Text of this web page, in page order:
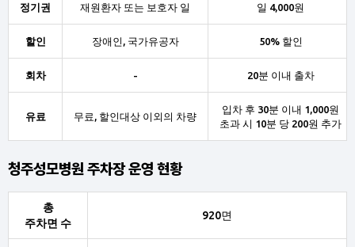
정기권 재원환자 또는 보호자 일 일 4,000원
할인 장애인, 국가유공자 50% 할인
회차 - 20분 이내 출차
유료 무료, 할인대상 이외의 차량
입차 후 30분 이내 1,000원
초과 시 10분 당 200원 추가
청주성모병원 주차장 운영 현황
총
주차면 수
920면